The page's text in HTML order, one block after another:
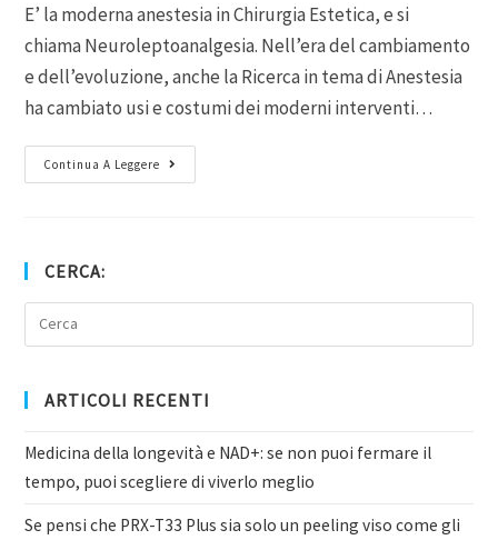
E’ la moderna anestesia in Chirurgia Estetica, e si
chiama Neuroleptoanalgesia. Nell’era del cambiamento
e dell’evoluzione, anche la Ricerca in tema di Anestesia
ha cambiato usi e costumi dei moderni interventi…
Continua A Leggere
CERCA:
ARTICOLI RECENTI
Medicina della longevità e NAD+: se non puoi fermare il
tempo, puoi scegliere di viverlo meglio
Se pensi che PRX-T33 Plus sia solo un peeling viso come gli